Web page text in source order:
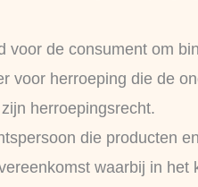
voor de consument om
voor herroeping die de
herroepingsrecht.
die producten
waarbij in